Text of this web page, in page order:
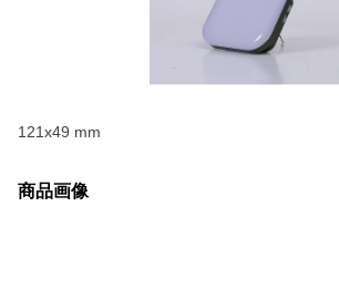
121x49 mm
商品画像